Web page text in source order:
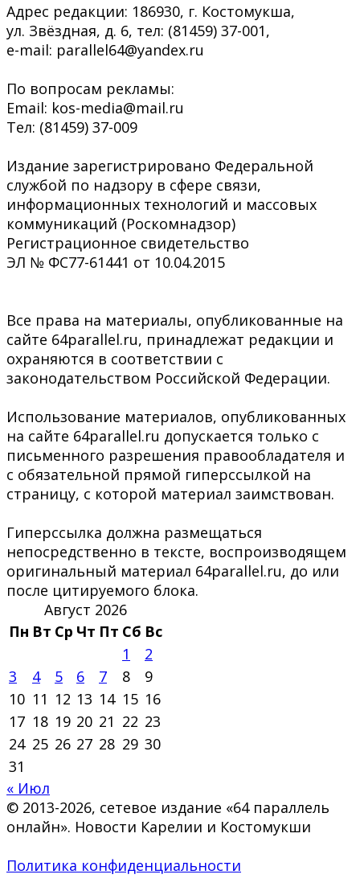
Адрес редакции: 186930, г. Костомукша,
ул. Звёздная, д. 6, тел: (81459) 37-001,
e-mail: parallel64@yandex.ru
По вопросам рекламы:
Email: kos-media@mail.ru
Тел: (81459) 37-009
Издание зарегистрировано Федеральной
службой по надзору в сфере связи,
информационных технологий и массовых
коммуникаций (Роскомнадзор)
Регистрационное свидетельство
ЭЛ № ФС77-61441 от 10.04.2015
Все права на материалы, опубликованные на
сайте 64parallel.ru, принадлежат редакции и
охраняются в соответствии с
законодательством Российской Федерации.
Использование материалов, опубликованных
на сайте 64parallel.ru допускается только с
письменного разрешения правообладателя и
с обязательной прямой гиперссылкой на
страницу, с которой материал заимствован.
Гиперссылка должна размещаться
непосредственно в тексте, воспроизводящем
оригинальный материал 64parallel.ru, до или
после цитируемого блока.
Август 2026
Пн Вт Ср Чт Пт Сб Вс
1
2
3
4 5 6 7 8
9
10 11 12 13 14 15 16
17 18 19 20 21 22 23
24 25 26 27 28 29 30
31
« Июл
© 2013-2026, сетевое издание «64 параллель
онлайн». Новости Карелии и Костомукши
Политика конфиденциальности